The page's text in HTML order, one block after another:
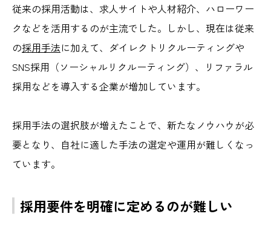
従来の採用活動は、求人サイトや人材紹介、ハローワー
クなどを活用するのが主流でした。しかし、現在は従来
の採用手法に加えて、ダイレクトリクルーティングや
SNS採用（ソーシャルリクルーティング）、リファラル
採用などを導入する企業が増加しています。
採用手法の選択肢が増えたことで、新たなノウハウが必
要となり、自社に適した手法の選定や運用が難しくなっ
ています。
採用要件を明確に定めるのが難しい